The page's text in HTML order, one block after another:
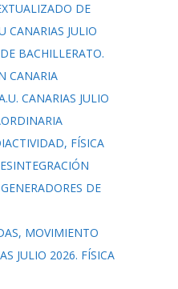
DE
CANARIAS JULIO
BACHILLERATO.
CANARIA
CANARIAS JULIO
FÍSICA
DE
MOVIMIENTO
JULIO 2026. FÍSICA